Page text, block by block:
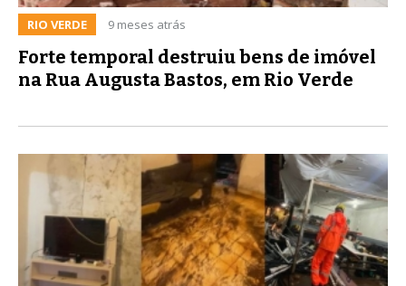
RIO VERDE 9 meses atrás
Forte temporal destruiu bens de imóvel
na Rua Augusta Bastos, em Rio Verde